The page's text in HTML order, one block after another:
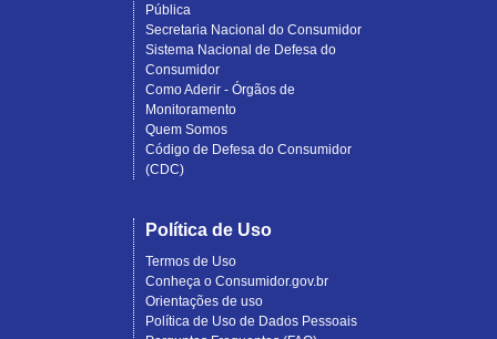
Pública
Secretaria Nacional do Consumidor
Sistema Nacional de Defesa do
Consumidor
Como Aderir - Órgãos de
Monitoramento
Quem Somos
Código de Defesa do Consumidor
(CDC)
Política de Uso
Termos de Uso
Conheça o Consumidor.gov.br
Orientações de uso
Política de Uso de Dados Pessoais